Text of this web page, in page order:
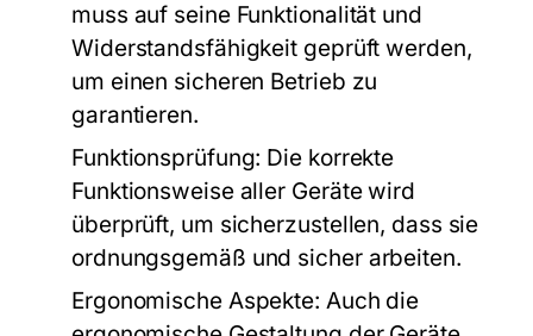
muss auf seine Funktionalität und
Widerstandsfähigkeit geprüft werden,
um einen sicheren Betrieb zu
garantieren.
Funktionsprüfung: Die korrekte
Funktionsweise aller Geräte wird
überprüft, um sicherzustellen, dass sie
ordnungsgemäß und sicher arbeiten.
Ergonomische Aspekte: Auch die